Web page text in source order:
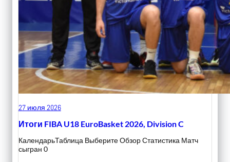
27 июля 2026
Итоги FIBA U18 EuroBasket 2026, Division C
КалендарьТаблица Выберите Обзор Статистика Матч
сыгран 0